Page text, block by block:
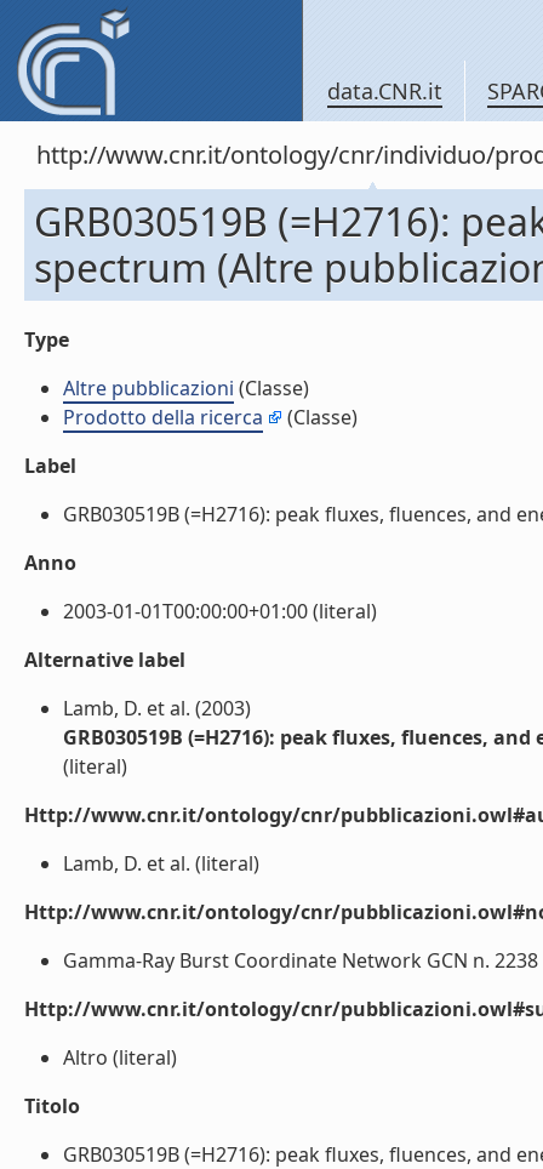
data.CNR.it
http://www.cnr.it/ontology/cnr/individuo/
GRB030519B (=H2716):
spectrum (Altre
Type
Altre pubblicazioni (Classe)
Prodotto della ricerca
(Classe)
Label
GRB030519B (=H2716): peak fluxes, fluences, and
Anno
2003-01-01T00:00:00+01:00 (literal)
Alternative label
Lamb, D. et al. (2003)
GRB030519B (=H2716): peak fluxes, fluences,
(literal)
Http://www.cnr.it/ontology/cnr/
Lamb, D. et al. (literal)
Http://www.cnr.it/ontology/cnr/
Gamma-Ray Burst Coordinate Network GCN n.
Http://www.cnr.it/ontology/cnr/
Altro (literal)
Titolo
GRB030519B (=H2716): peak fluxes, fluences, and